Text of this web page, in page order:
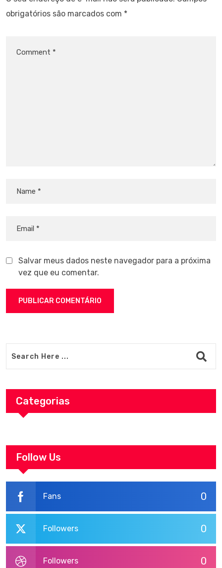
obrigatórios são marcados com *
Salvar meus dados neste navegador para a próxima
vez que eu comentar.
Categorias
Follow Us
0
Fans
0
Followers
0
Followers